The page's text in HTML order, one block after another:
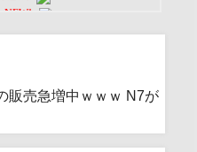
販売急増中ｗｗｗ N7が